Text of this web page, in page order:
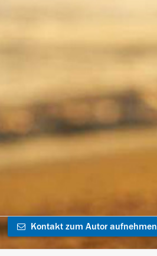
Kontakt zum Autor aufnehmen